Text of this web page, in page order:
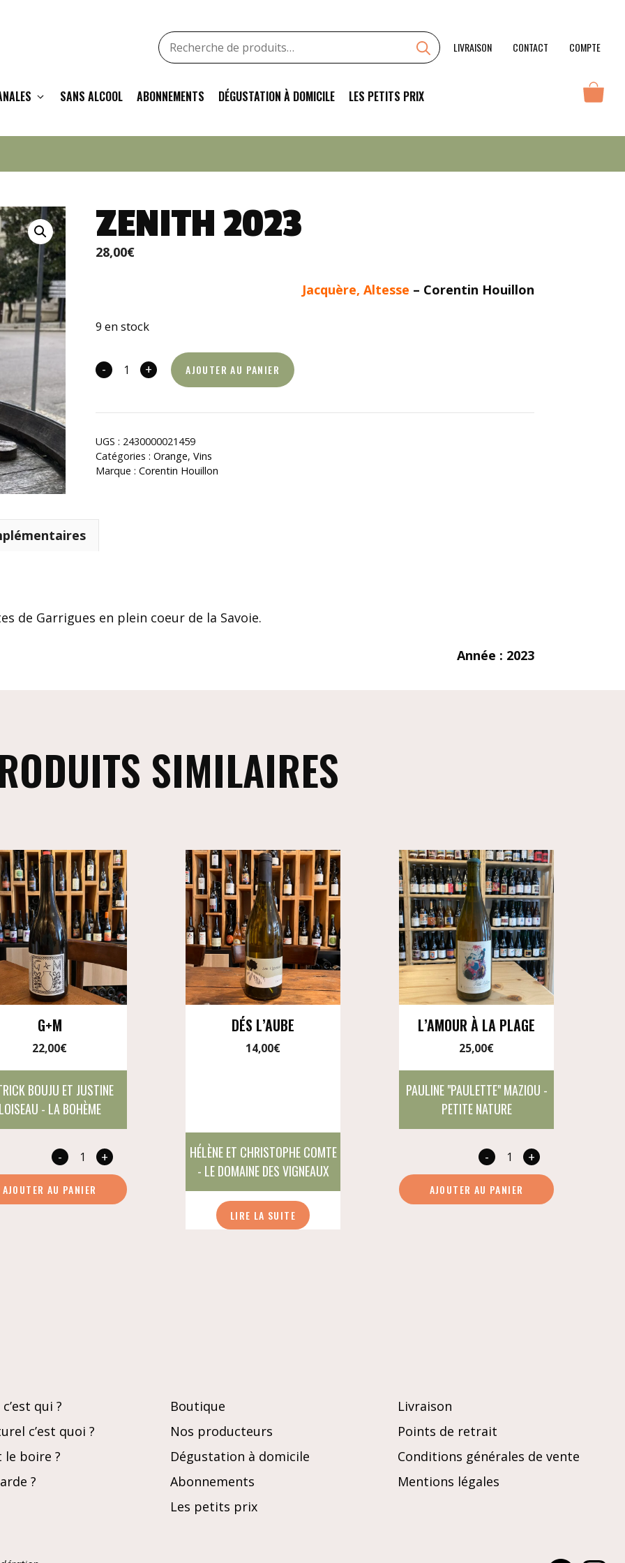
SANS ALCOOL ABONNEMENTS DÉGUSTATION À DOMICILE LES PETITS PRIX
LIVRAISON CONTACT COMPTE
Recherche
pour
ZENITH 2023
28,00€
Jacquère, Altesse – Corentin Houillon
9 en stock
-
quantité
Zenith
2023
+ AJOUTER AU PANIER
UGS : 2430000021459
Catégories :Orange,Vins
Marque :Corentin Houillon
de Garrigues en plein coeur de la Savoie.
Année : 2023
SIMILAIRES
G+M
22,00€
BOUJU ET JUSTINE
- LA BOHÈME
-
quantité
de
G+M
+
AJOUTER AU PANIER
DÉS L’AUBE
14,00€
HÉLÈNE ET CHRISTOPHE COMTE
- LE DOMAINE DES VIGNEAUX
LIRE LA SUITE
L’AMOUR À LA PLAGE
25,00€
PAULINE "PAULETTE" MAZIOU -
PETITE NATURE
-
quantité
de
L'amour
+
AJOUTER AU PANIER
qui ?
c’est quoi ?
le boire ?
?
Boutique
Nos producteurs
Dégustation à domicile
Abonnements
Les petits prix
Livraison
Points de retrait
Conditions générales de vente
Mentions légales
Facebook